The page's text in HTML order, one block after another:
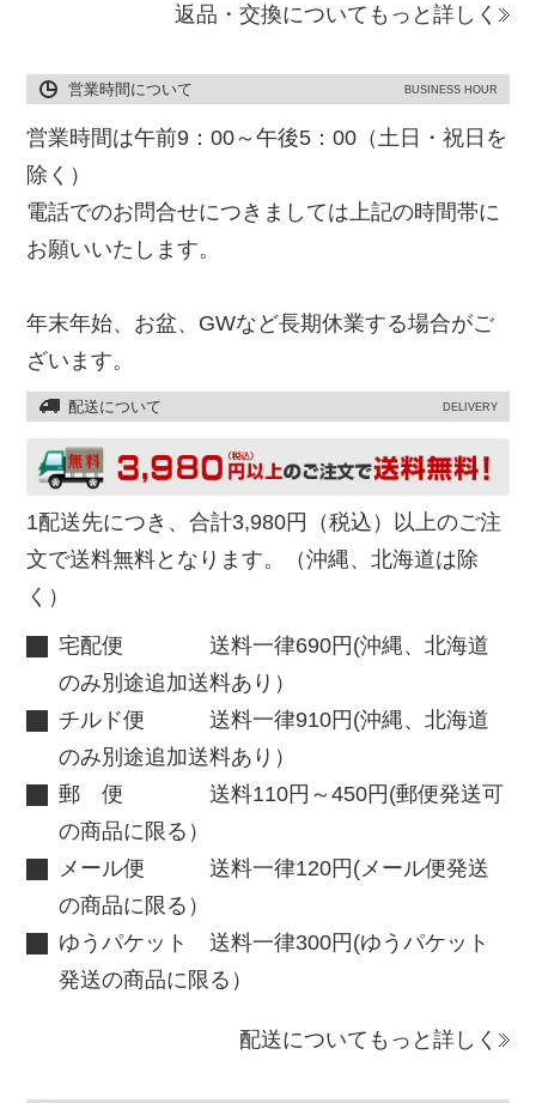
返品・交換についてもっと詳しく
営業時間について BUSINESS HOUR
営業時間は午前9：00～午後5：00（土日・祝日を
除く）
電話でのお問合せにつきましては上記の時間帯に
お願いいたします。
年末年始、お盆、GWなど長期休業する場合がご
ざいます。
配送について DELIVERY
1配送先につき、合計3,980円（税込）以上のご注
文で送料無料となります。（沖縄、北海道は除
く）
宅配便 送料一律690円(沖縄、北海道
のみ別途追加送料あり）
チルド便 送料一律910円(沖縄、北海道
のみ別途追加送料あり）
郵 便 送料110円～450円(郵便発送可
の商品に限る）
メール便 送料一律120円(メール便発送
の商品に限る）
ゆうパケット 送料一律300円(ゆうパケット
発送の商品に限る）
配送についてもっと詳しく